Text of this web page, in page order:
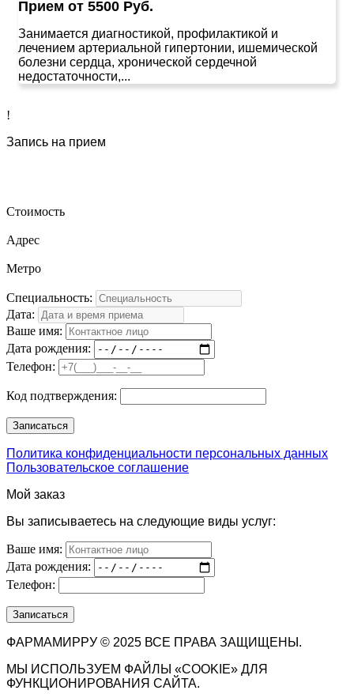
Прием от 5500 Руб.
Занимается диагностикой, профилактикой и
лечением артериальной гипертонии, ишемической
болезни сердца, хронической сердечной
недостаточности,...
!
Запись на прием
Стоимость
Адрес
Метро
Специальность:
Дата:
Ваше имя:
Дата рождения:
Телефон:
Код подтверждения:
Политика конфиденциальности персональных данных
Пользовательское соглашение
Мой заказ
Вы записываетесь на следующие виды услуг:
Ваше имя:
Дата рождения:
Телефон:
ФАРМАМИРРУ © 2025 ВСЕ ПРАВА ЗАЩИЩЕНЫ.
МЫ ИСПОЛЬЗУЕМ ФАЙЛЫ «COOKIE» ДЛЯ
ФУНКЦИОНИРОВАНИЯ САЙТА.